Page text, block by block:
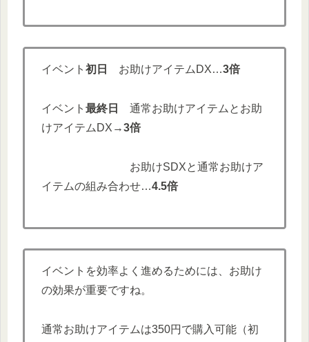
イベント 初日 お助けアイテムDX…3倍
イベント 最終日
通常お助けアイテムとお助
けアイテムDX→3倍
お助けSDXと通常お助けア
イテムの組み合わせ…4.5倍
イベントを効率よく進めるためには、お助け
の効果が重要ですね。
通常お助けアイテムは350円で購入可能（初